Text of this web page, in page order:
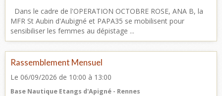
Dans le cadre de l'OPERATION OCTOBRE ROSE, ANA B, la
MFR St Aubin d'Aubigné et PAPA35 se mobilisent pour
sensibiliser les femmes au dépistage ...
Rassemblement Mensuel
Le 06/09/2026 de 10:00 à 13:00
Base Nautique Etangs d'Apigné - Rennes